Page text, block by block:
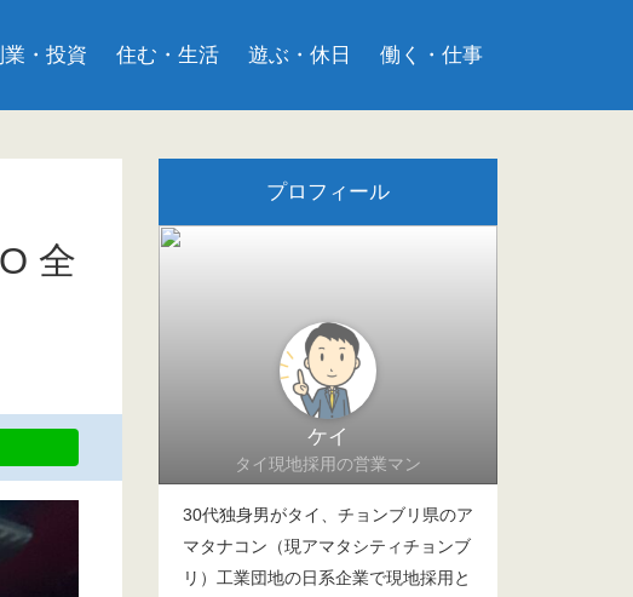
業・投資 住む・生活 遊ぶ・休日 働く・仕事
全
プロフィール
ケイ
タイ現地採用の営業マン
30代独身男がタイ、チョンブリ県のア
マタナコン（現アマタシティチョンブ
リ）工業団地の日系企業で現地採用と